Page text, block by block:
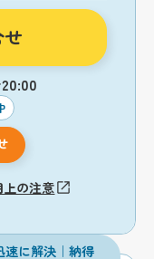
上の注意
速に解決｜納得